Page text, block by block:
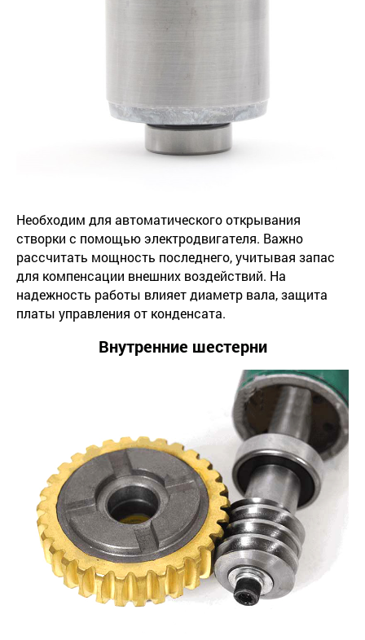
Необходим для автоматического открывания
створки с помощью электродвигателя. Важно
рассчитать мощность последнего, учитывая запас
для компенсации внешних воздействий. На
надежность работы влияет диаметр вала, защита
платы управления от конденсата.
Внутренние шестерни